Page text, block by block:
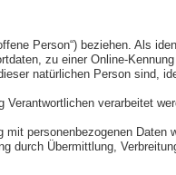
Person“) beziehen. Als
zu einer Online-
natürlichen Person sind,
verarbeitet
personenbezogenen Daten
durch Übermittlung,